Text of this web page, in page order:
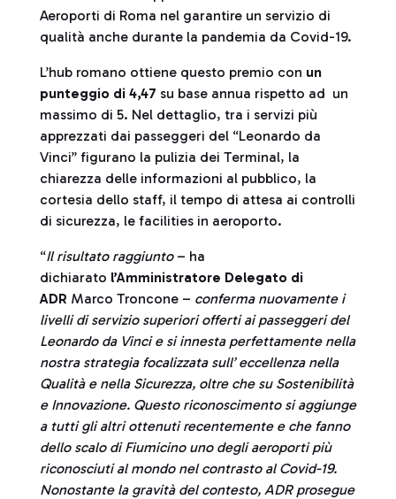
Aeroporti di Roma nel garantire un servizio di
qualità anche durante la pandemia da Covid-19.
L’hub romano ottiene questo premio con un
punteggio di 4,47 su base annua rispetto ad un
massimo di 5. Nel dettaglio, tra i servizi più
apprezzati dai passeggeri del “Leonardo da
Vinci” figurano la pulizia dei Terminal, la
chiarezza delle informazioni al pubblico, la
cortesia dello staff, il tempo di attesa ai controlli
di sicurezza, le facilities in aeroporto.
“Il risultato raggiunto– ha
dichiarato l’Amministratore Delegato di
ADR Marco Troncone – conferma nuovamente i
livelli di servizio superiori offerti ai passeggeri del
Leonardo da Vinci e si innesta perfettamente nella
nostra strategia focalizzata sull’ eccellenza nella
Qualità e nella Sicurezza, oltre che su Sostenibilità
e Innovazione. Questo riconoscimento si aggiunge
a tutti gli altri ottenuti recentemente e che fanno
dello scalo di Fiumicino uno degli aeroporti più
riconosciuti al mondo nel contrasto al Covid-19.
Nonostante la gravità del contesto, ADR prosegue